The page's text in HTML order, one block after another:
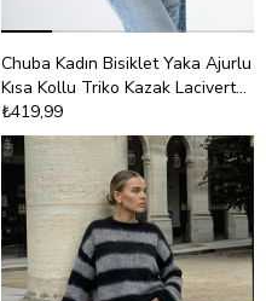
Chuba Kadın Bisiklet Yaka Ajurlu
Kısa Kollu Triko Kazak Lacivert
24S167
₺419,99